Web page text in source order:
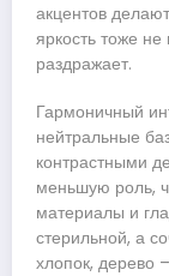
акцентов
яркость тоже
раздражает.
Гармоничный
нейтральные
контрастными
меньшую роль,
материалы и
стерильной, а
хлопок, дерево